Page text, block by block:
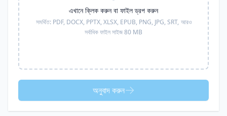
এখানে ক্লিক করুন বা ফাইল ড্রপ করুন
সমর্থিত: PDF, DOCX, PPTX, XLSX, EPUB, PNG, JPG, SRT, আরও
সর্বাধিক ফাইল সাইজ 80 MB
অনুবাদ করুন